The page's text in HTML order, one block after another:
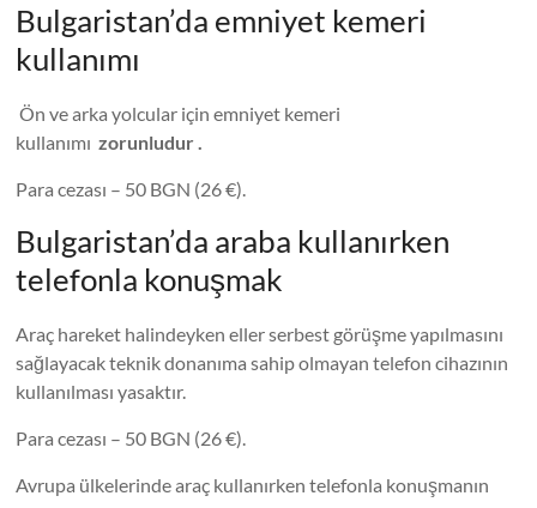
Bulgaristan’da emniyet kemeri
kullanımı
Ön ve arka yolcular için emniyet kemeri
kullanımızorunludur .
Para cezası – 50 BGN (26 €).
Bulgaristan’da araba kullanırken
telefonla konuşmak
Araç hareket halindeyken eller serbest görüşme yapılmasını
sağlayacak teknik donanıma sahip olmayan telefon cihazının
kullanılması yasaktır.
Para cezası – 50 BGN (26 €).
Avrupa ülkelerinde araç kullanırken telefonla konuşmanın